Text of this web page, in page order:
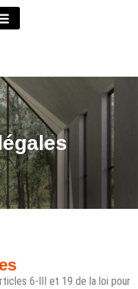
6-III et 19 de la loi pour